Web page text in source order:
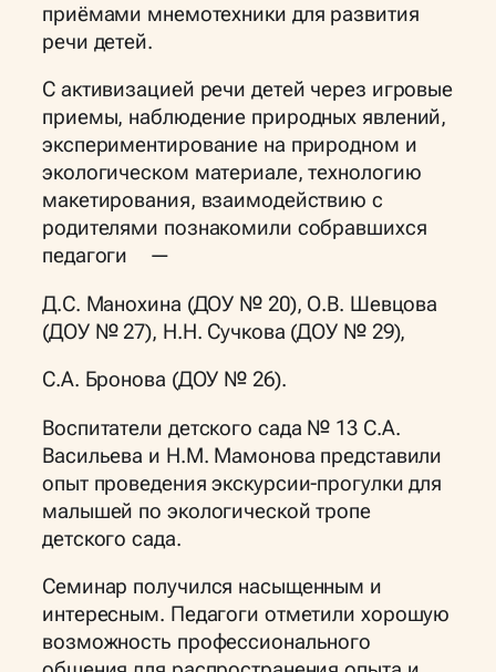
приёмами мнемотехники для развития
речи детей.
С активизацией речи детей через игровые
приемы, наблюдение природных явлений,
экспериментирование на природном и
экологическом материале, технологию
макетирования, взаимодействию с
родителями познакомили собравшихся
педагоги —
Д.С. Манохина (ДОУ № 20), О.В. Шевцова
(ДОУ № 27), Н.Н. Сучкова (ДОУ № 29),
С.А. Бронова (ДОУ № 26).
Воспитатели детского сада № 13 С.А.
Васильева и Н.М. Мамонова представили
опыт проведения экскурсии-прогулки для
малышей по экологической тропе
детского сада.
Семинар получился насыщенным и
интересным. Педагоги отметили хорошую
возможность профессионального